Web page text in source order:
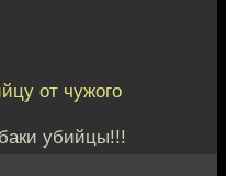
от чужого
убийцы!!!